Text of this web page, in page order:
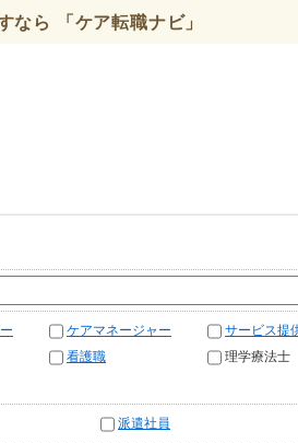
なら 「ケア転職ナビ」
ケアマネージャー サービス提
看護職 理学療法士
派遣社員